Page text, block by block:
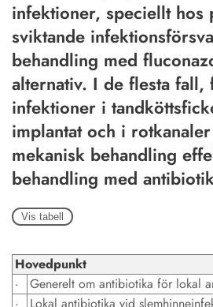
infektioner, speciellt hos
sviktande
behandling med
alternativ. I de flesta
infektioner i
implantat och i
mekanisk behandling
behandling med
Vis tabell
Hovedpunkt
·
Generelt om antibiotika för lokal